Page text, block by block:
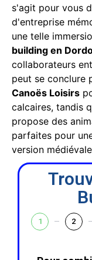
s'agit pour vous
d'entreprise
une telle
building en
collaborateurs
peut se conclure
Canoës Loisirs
calcaires, tandis
propose des
parfaites pour
version
1 2